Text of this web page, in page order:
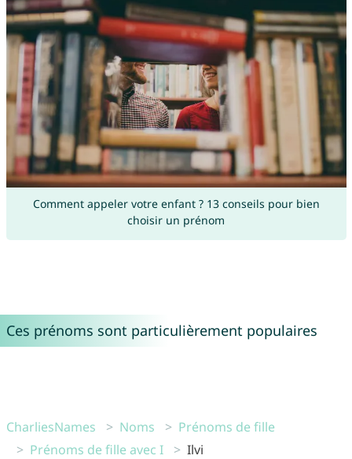
Comment appeler votre enfant ? 13 conseils pour bien
choisir un prénom
Ces prénoms sont particulièrement populaires
CharliesNames Noms
Prénoms de fille
Prénoms de fille avec I
Ilvi